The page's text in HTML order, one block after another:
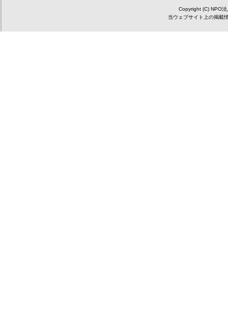
Copyright (C) NPO
当ウェブサイト上の掲載